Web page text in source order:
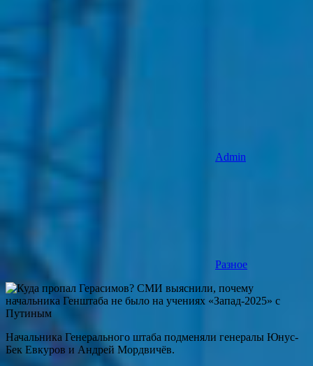
Admin
Разное
Начальника Генерального штаба подменяли генералы Юнус-
Бек Евкуров и Андрей Мордвичёв.